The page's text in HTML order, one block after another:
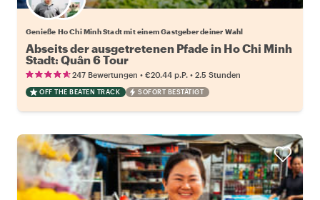
Wähle deinen Lieblingsgastgeber
Genieße Ho Chi Minh Stadt mit einem Gastgeber deiner Wahl
Abseits der ausgetretenen Pfade in Ho Chi Minh
Stadt: Quân 6 Tour
247 Bewertungen • €20.44 p.P. • 2.5 Stunden
OFF THE BEATEN TRACK SOFORT BESTÄTIGT